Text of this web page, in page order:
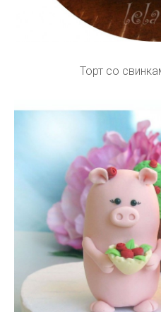
Торт со